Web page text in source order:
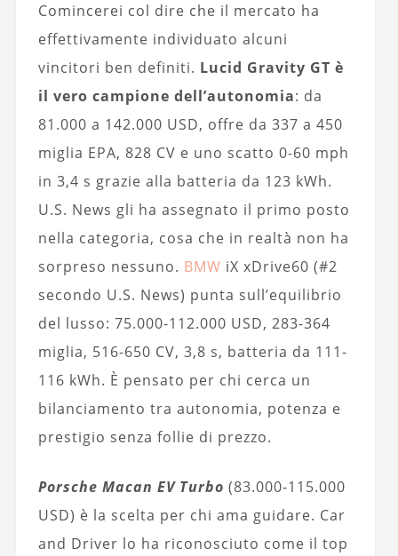
Comincerei col dire che il mercato ha
effettivamente individuato alcuni
vincitori ben definiti. Lucid Gravity GT è
il vero campione dell’autonomia: da
81.000 a 142.000 USD, offre da 337 a 450
miglia EPA, 828 CV e uno scatto 0-60 mph
in 3,4 s grazie alla batteria da 123 kWh.
U.S. News gli ha assegnato il primo posto
nella categoria, cosa che in realtà non ha
sorpreso nessuno. BMW iX xDrive60 (#2
secondo U.S. News) punta sull’equilibrio
del lusso: 75.000-112.000 USD, 283-364
miglia, 516-650 CV, 3,8 s, batteria da 111-
116 kWh. È pensato per chi cerca un
bilanciamento tra autonomia, potenza e
prestigio senza follie di prezzo.
Porsche Macan EV Turbo (83.000-115.000
USD) è la scelta per chi ama guidare. Car
and Driver lo ha riconosciuto come il top